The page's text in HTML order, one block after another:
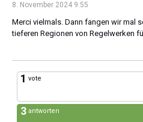
8. November 2024 9:55
Merci vielmals. Dann fangen wir mal
tieferen Regionen von Regelwerken
1 vote
3 antworten